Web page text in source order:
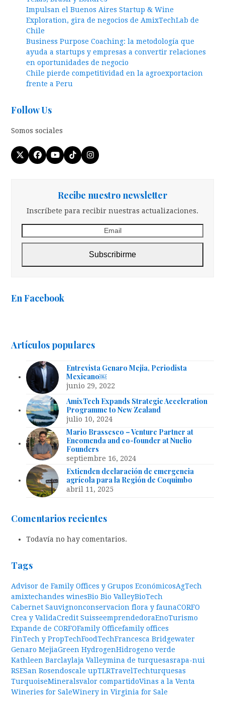
Impulsan el Buenos Aires Startup & Wine
Exploration, gira de negocios de AmixTechLab de
Chile
Business Purpose Coaching: la metodología que
ayuda a startups y empresas a convertir relaciones
en oportunidades de negocio
Chile pierde competitividad en la agroexportacion
frente a Peru
Follow Us
Somos sociales
Twitter
(deprecated)
Facebook
YouTube
TiktokInstagram
Recibe nuestro newsletter
Inscríbete para recibir nuestras actualizaciones.
Subscribirme
En Facebook
Artículos populares
Entrevista Genaro Mejia, Periodista
Mexicano￼
junio 29, 2022
AmixTech Expands Strategic Acceleration
Programme to New Zealand
julio 10, 2024
Mario Brassesco – Venture Partner at
Encomenda and co-founder at Nuclio
Founders
septiembre 16, 2024
Extienden declaración de emergencia
agrícola para la Región de Coquimbo
abril 11, 2025
Comentarios recientes
Todavía no hay comentarios.
Tags
Advisor de Family Offices y Grupos EconómicosAgTech
amixtechandes winesBio Bio ValleyBioTech
Cabernet Sauvignonconservacion flora y faunaCORFO
Crea y ValidaCredit SuisseemprendedoraEnoTurismo
Expande de CORFOFamily Officefamily offices
FinTech y PropTechFoodTechFrancesca Bridgewater
Genaro MejiaGreen HydrogenHidrogeno verde
Kathleen Barclaylaja Valleymina de turquesasrapa-nui
RSESan Rosendoscale upTLRTravelTechturquesas
TurquoiseMineralsvalor compartidoVinas a la Venta
Wineries for SaleWinery in Virginia for Sale